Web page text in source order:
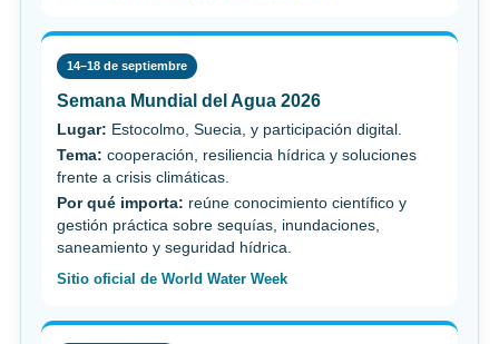
14–18 de septiembre
Semana Mundial del Agua 2026
Lugar: Estocolmo, Suecia, y participación digital.
Tema: cooperación, resiliencia hídrica y soluciones
frente a crisis climáticas.
Por qué importa: reúne conocimiento científico y
gestión práctica sobre sequías, inundaciones,
saneamiento y seguridad hídrica.
Sitio oficial de World Water Week